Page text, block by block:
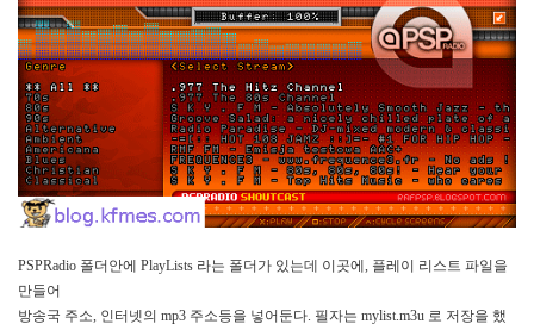
PSPRadio 폴더안에 PlayLists 라는 폴더가 있는데 이곳에 플레이 리스트 파일을
만들어
방송국 주소 인터넷의 mp3 주소등을 넣어둔다 필자는 mylist.m3u 로 저장을 했